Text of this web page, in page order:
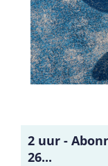
2 uur -
26...